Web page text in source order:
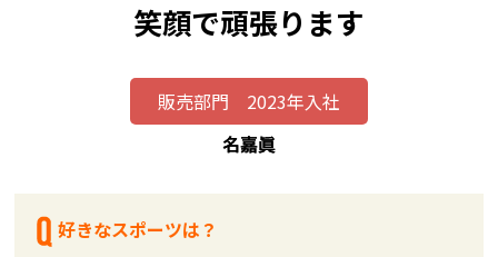
笑顔で頑張ります
販売部門 2023年入社
好きなスポーツは？